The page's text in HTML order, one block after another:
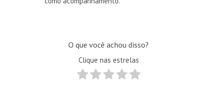
O que você achou disso?
Clique nas estrelas